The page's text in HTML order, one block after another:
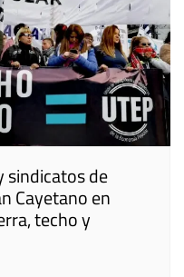
de
Cayetano en
techo y